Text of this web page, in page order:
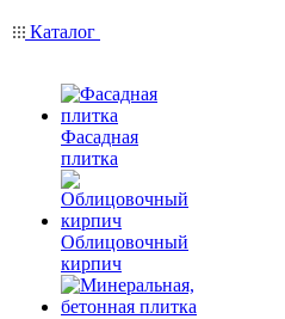
Каталог
Фасадная
плитка
Облицовочный
кирпич